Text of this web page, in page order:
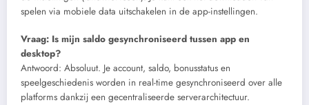
spelen via mobiele data uitschakelen in de app-instellingen.
Vraag: Is mijn saldo gesynchroniseerd tussen app en
desktop?
Antwoord: Absoluut. Je account, saldo, bonusstatus en
speelgeschiedenis worden in real-time gesynchroniseerd over alle
platforms dankzij een gecentraliseerde serverarchitectuur.